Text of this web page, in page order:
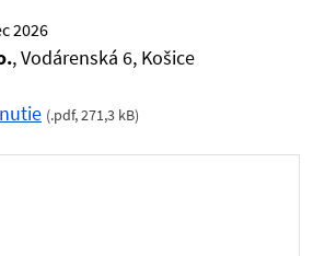
2026
, Vodárenská 6, Košice
(.pdf,271,3 kB)